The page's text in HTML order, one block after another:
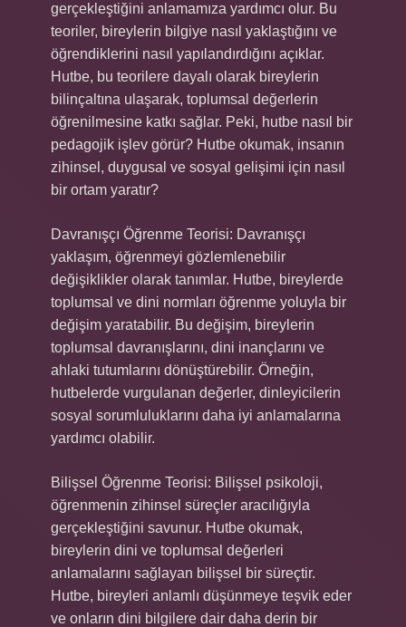
gerçekleştiğini anlamamıza yardımcı olur. Bu
teoriler, bireylerin bilgiye nasıl yaklaştığını ve
öğrendiklerini nasıl yapılandırdığını açıklar.
Hutbe, bu teorilere dayalı olarak bireylerin
bilinçaltına ulaşarak, toplumsal değerlerin
öğrenilmesine katkı sağlar. Peki, hutbe nasıl bir
pedagojik işlev görür? Hutbe okumak, insanın
zihinsel, duygusal ve sosyal gelişimi için nasıl
bir ortam yaratır?
Davranışçı Öğrenme Teorisi: Davranışçı
yaklaşım, öğrenmeyi gözlemlenebilir
değişiklikler olarak tanımlar. Hutbe, bireylerde
toplumsal ve dini normları öğrenme yoluyla bir
değişim yaratabilir. Bu değişim, bireylerin
toplumsal davranışlarını, dini inançlarını ve
ahlaki tutumlarını dönüştürebilir. Örneğin,
hutbelerde vurgulanan değerler, dinleyicilerin
sosyal sorumluluklarını daha iyi anlamalarına
yardımcı olabilir.
Bilişsel Öğrenme Teorisi: Bilişsel psikoloji,
öğrenmenin zihinsel süreçler aracılığıyla
gerçekleştiğini savunur. Hutbe okumak,
bireylerin dini ve toplumsal değerleri
anlamalarını sağlayan bilişsel bir süreçtir.
Hutbe, bireyleri anlamlı düşünmeye teşvik eder
ve onların dini bilgilere dair daha derin bir